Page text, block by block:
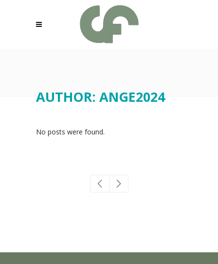
AUTHOR: ANGE2024
No posts were found.